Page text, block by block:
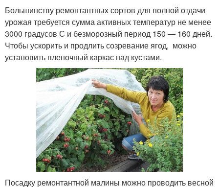
Большинству ремонтантных сортов для полной отдачи
урожая требуется сумма активных температур не менее
3000 градусов С и безморозный период 150 — 160 дней.
Чтобы ускорить и продлить созревание ягод, можно
установить пленочный каркас над кустами.
Посадку ремонтантной малины можно проводить весной